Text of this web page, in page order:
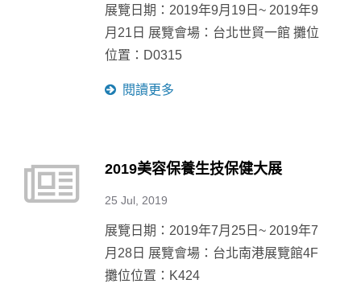
展覽日期：2019年9月19日~ 2019年9
月21日 展覽會場：台北世貿一館 攤位
位置：D0315
閱讀更多
2019美容保養生技保健大展
25 Jul, 2019
展覽日期：2019年7月25日~ 2019年7
月28日 展覽會場：台北南港展覽館4F
攤位位置：K424